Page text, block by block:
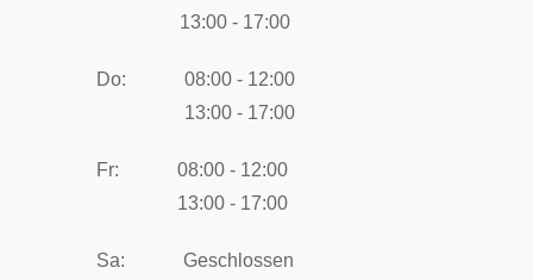
13:00 - 17:00
Do:
08:00 - 12:00
13:00 - 17:00
Fr:
08:00 - 12:00
13:00 - 17:00
Sa: Geschlossen